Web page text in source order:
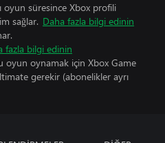
oyun süresince Xbox profili
sağlar. Daha fazla bilgi edinin
fazla bilgi edinin
oyun oynamak için Xbox Game
gerekir (abonelikler ayrı